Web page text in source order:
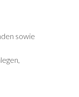
sowie